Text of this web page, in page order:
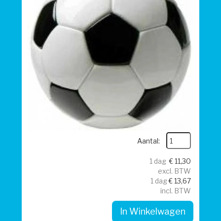
Aantal:
1 dag € 11,30
excl. BTW
1 dag€ 13,67
incl. BTW
In Winkelwagen